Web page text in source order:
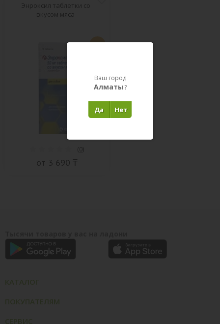
Энроксил таблетки со
вкусом мяса
PRO
(0)
от 3 690 ₸
Ваш город
Алматы?
Нет
Да